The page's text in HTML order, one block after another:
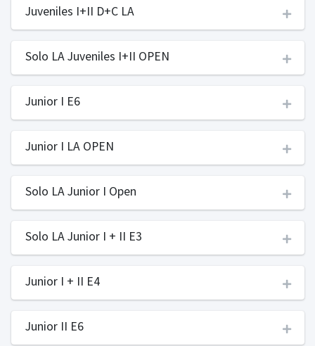
Juveniles I+II D+C LA
Solo LA Juveniles I+II OPEN
Junior I E6
Junior I LA OPEN
Solo LA Junior I Open
Solo LA Junior I + II E3
Junior I + II E4
Junior II E6